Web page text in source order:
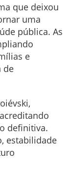
que deixou
uma
pública. As
e
de
definitiva.
estabilidade